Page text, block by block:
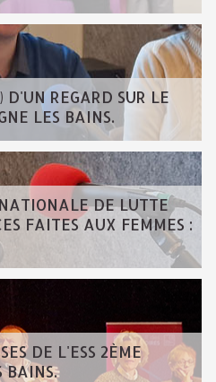
D'UN REGARD SUR LE
LES BAINS.
DE LUTTE
FAITES AUX FEMMES :
DE L'ESS 2ÈME
BAINS.